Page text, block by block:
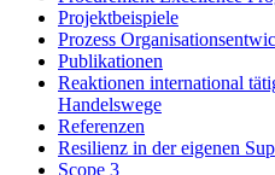
Projektbeispiele
Prozess
Publikationen
Reaktionen international
Handelswege
Referenzen
Resilienz in der eigenen
Scope 3